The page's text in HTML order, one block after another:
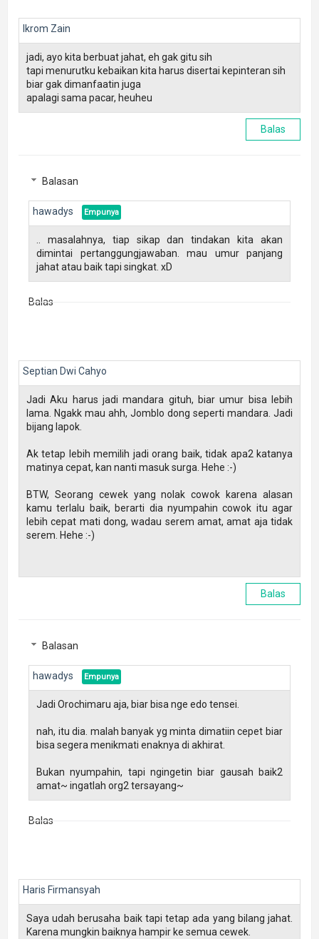
Ikrom Zain
jadi, ayo kita berbuat jahat, eh gak gitu sih
tapi menurutku kebaikan kita harus disertai kepinteran sih
biar gak dimanfaatin juga
apalagi sama pacar, heuheu
Balas
Balasan
hawadys
.. masalahnya, tiap sikap dan tindakan kita akan
dimintai pertanggungjawaban. mau umur panjang
jahat atau baik tapi singkat. xD
Balas
Septian Dwi Cahyo
Jadi Aku harus jadi mandara gituh, biar umur bisa lebih
lama. Ngakk mau ahh, Jomblo dong seperti mandara. Jadi
bijang lapok.
Ak tetap lebih memilih jadi orang baik, tidak apa2 katanya
matinya cepat, kan nanti masuk surga. Hehe :-)
BTW, Seorang cewek yang nolak cowok karena alasan
kamu terlalu baik, berarti dia nyumpahin cowok itu agar
lebih cepat mati dong, wadau serem amat, amat aja tidak
serem. Hehe :-)
Balas
Balasan
hawadys
Jadi Orochimaru aja, biar bisa nge edo tensei.
nah, itu dia. malah banyak yg minta dimatiin cepet biar
bisa segera menikmati enaknya di akhirat.
Bukan nyumpahin, tapi ngingetin biar gausah baik2
amat~ ingatlah org2 tersayang~
Balas
Haris Firmansyah
Saya udah berusaha baik tapi tetap ada yang bilang jahat.
Karena mungkin baiknya hampir ke semua cewek.